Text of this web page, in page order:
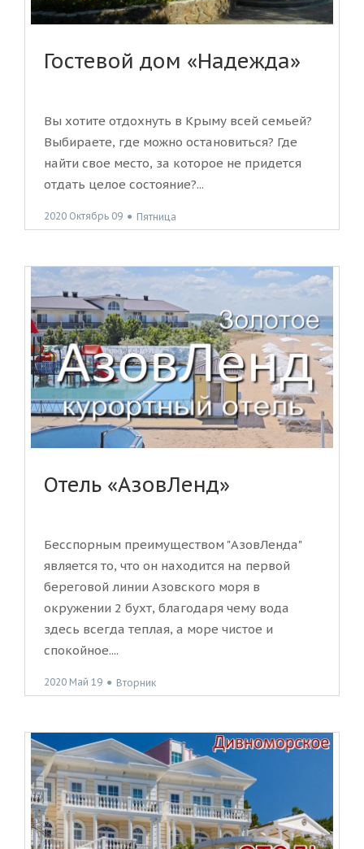
Гостевой дом «Надежда»
Вы хотите отдохнуть в Крыму всей семьей?
Выбираете, где можно остановиться? Где
найти свое место, за которое не придется
отдать целое состояние?...
2020 Октябрь 09 ● Пятница
Отель «АзовЛенд»
Бесспорным преимуществом "АзовЛенда"
является то, что он находится на первой
береговой линии Азовского моря в
окружении 2 бухт, благодаря чему вода
здесь всегда теплая, а море чистое и
спокойное....
2020 Май 19 ● Вторник